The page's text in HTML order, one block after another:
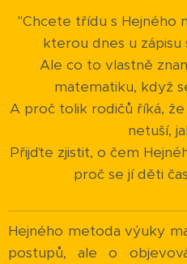
"Chcete třídu s Hejného
kterou dnes u zápisu
Ale co to vlastně
matematiku, když
A proč tolik rodičů říká,
netuší,
Přijďte zjistit, o čem
proč se jí děti
Hejného metoda výuky
postupů, ale o